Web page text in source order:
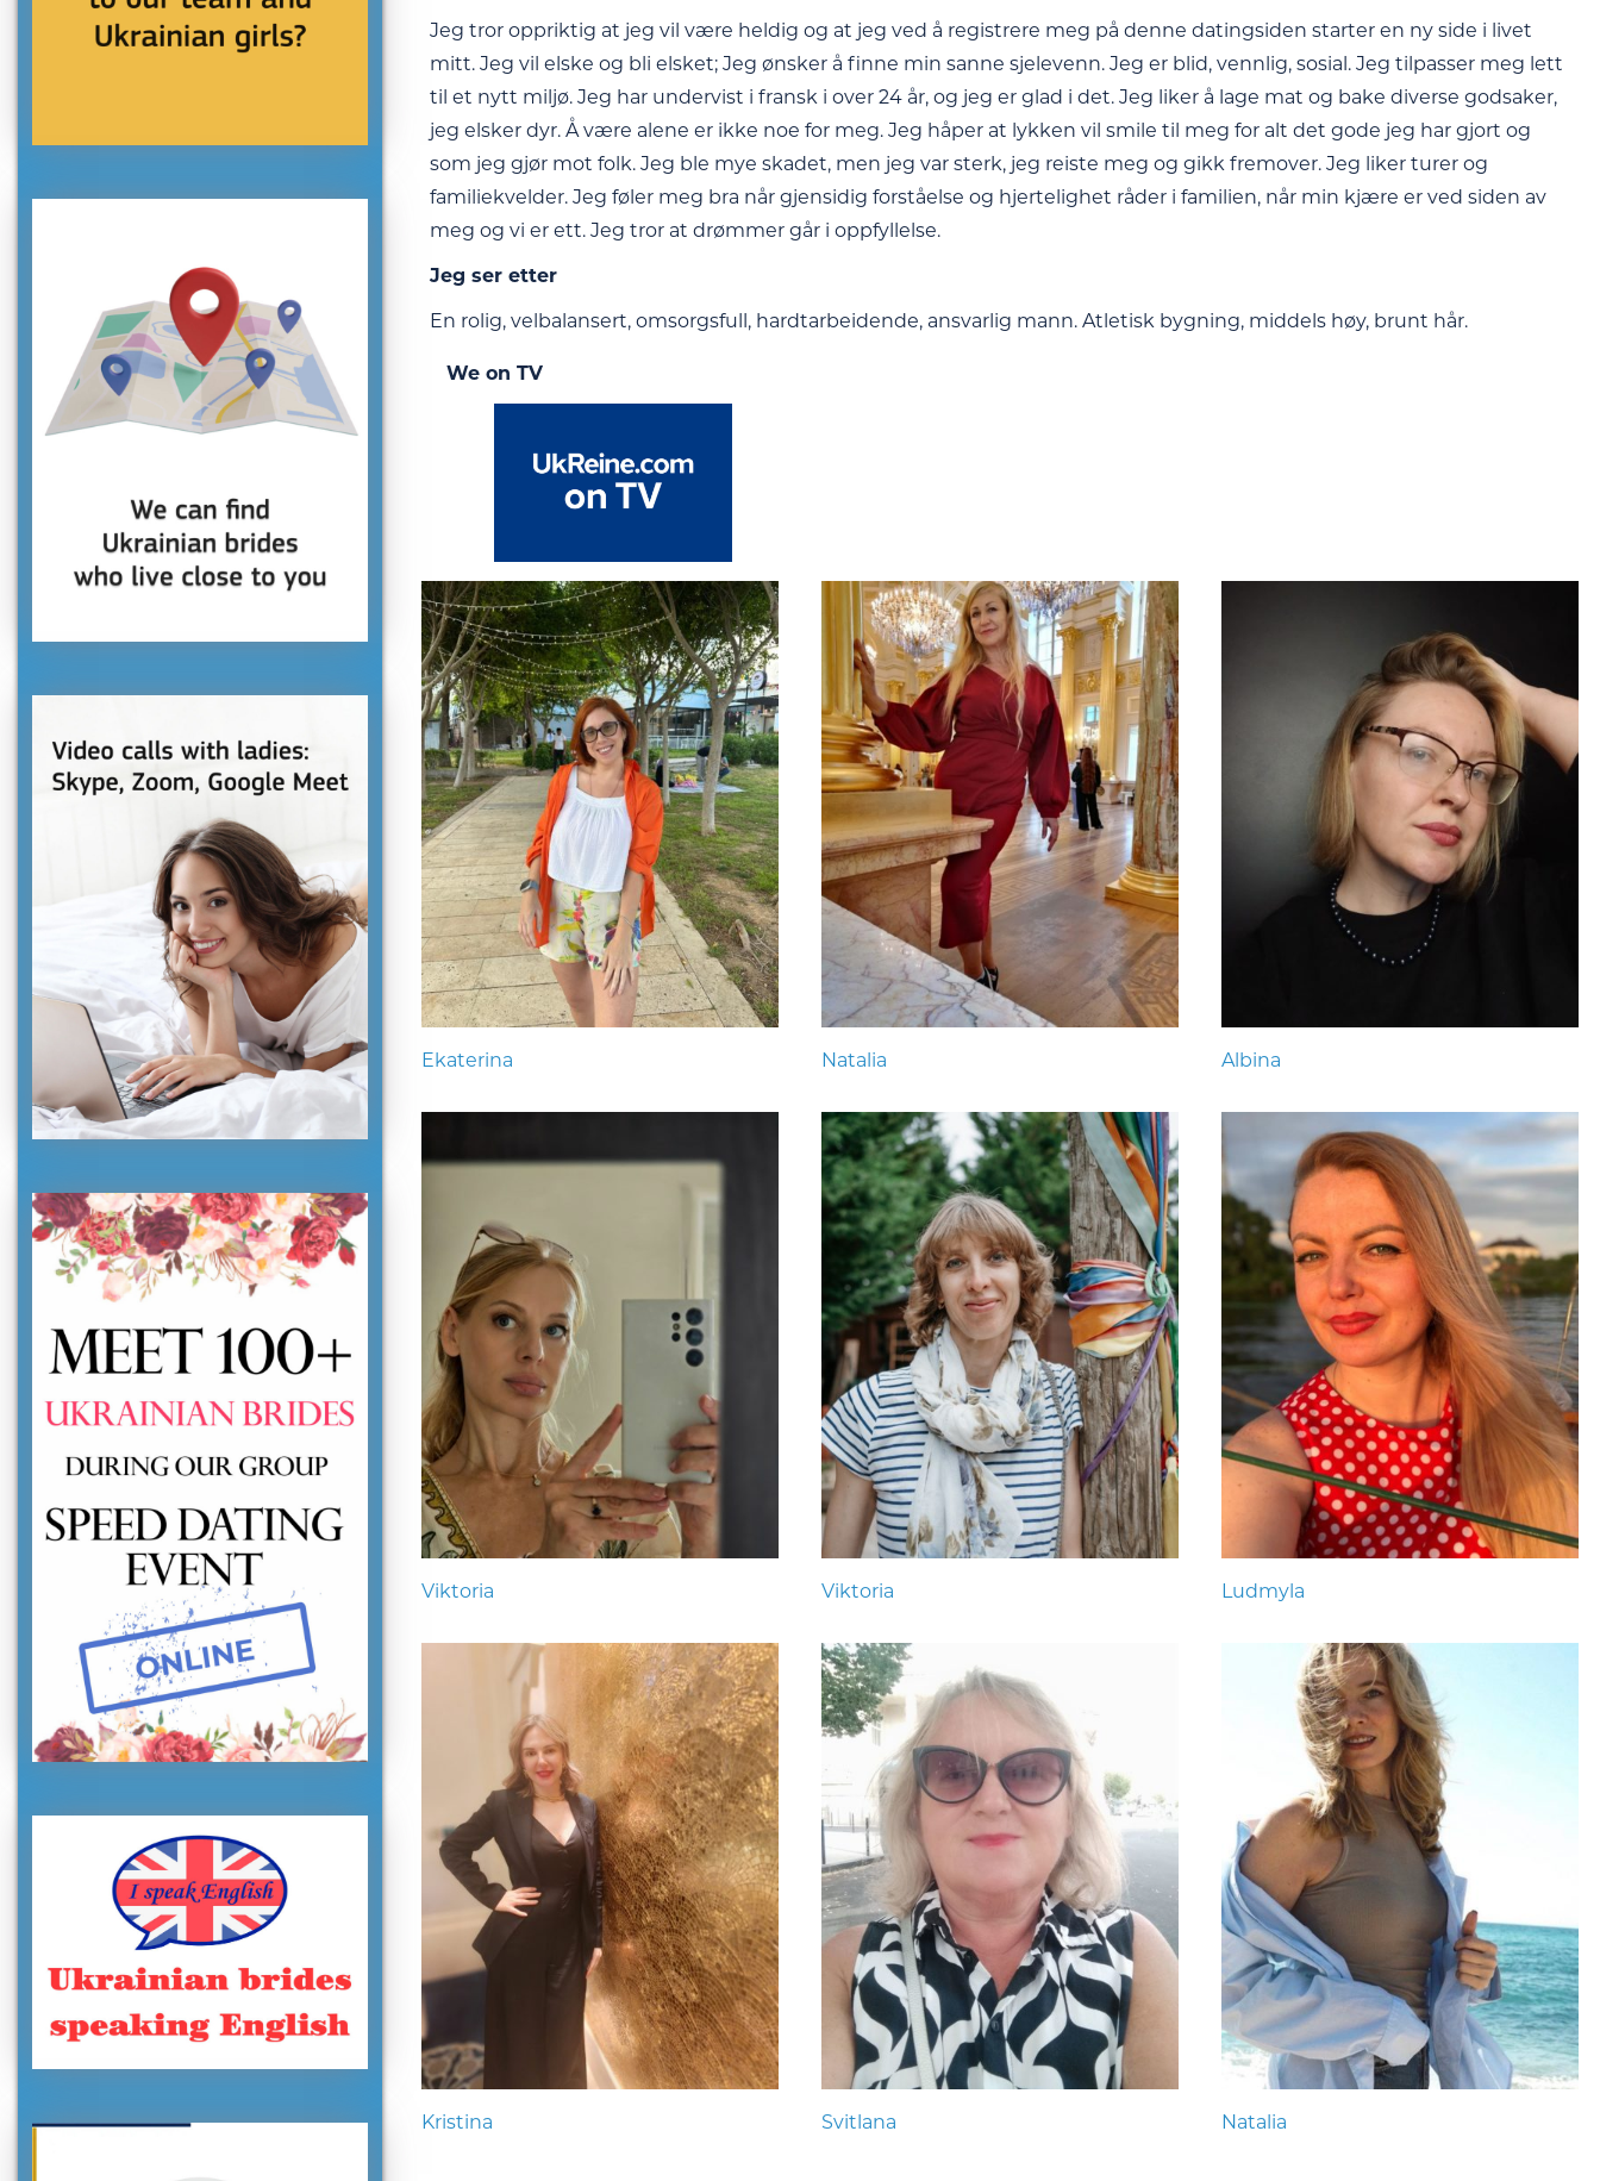
Jeg tror oppriktig at jeg vil være heldig og at jeg ved å registrere meg på denne datingsiden starter en ny side i livet
mitt. Jeg vil elske og bli elsket; Jeg ønsker å finne min sanne sjelevenn. Jeg er blid, vennlig, sosial. Jeg tilpasser meg lett
til et nytt miljø. Jeg har undervist i fransk i over 24 år, og jeg er glad i det. Jeg liker å lage mat og bake diverse godsaker,
jeg elsker dyr. Å være alene er ikke noe for meg. Jeg håper at lykken vil smile til meg for alt det gode jeg har gjort og
som jeg gjør mot folk. Jeg ble mye skadet, men jeg var sterk, jeg reiste meg og gikk fremover. Jeg liker turer og
familiekvelder. Jeg føler meg bra når gjensidig forståelse og hjertelighet råder i familien, når min kjære er ved siden av
meg og vi er ett. Jeg tror at drømmer går i oppfyllelse.
Jeg ser etter
En rolig, velbalansert, omsorgsfull, hardtarbeidende, ansvarlig mann. Atletisk bygning, middels høy, brunt hår.
We on TV
Ekaterina Natalia Albina
Viktoria Viktoria Ludmyla
Kristina Svitlana Natalia